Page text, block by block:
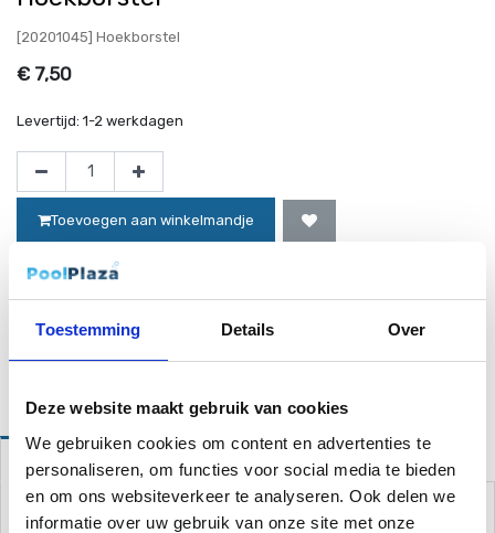
Toestemming Details Over
Deze website maakt gebruik van cookies
We gebruiken cookies om content en advertenties te
personaliseren, om functies voor social media te bieden
en om ons websiteverkeer te analyseren. Ook delen we
informatie over uw gebruik van onze site met onze
[20201045] Hoekborstel
€ 7,50
Levertijd: 1-2 werkdagen
Toevoegen aan winkelmandje
Op voorraad
Website bestellingen boven de 50 euro worden gratis verzonden!*
Omschrijving
Borstel voor de hoeken van uw zwembad. Met universele
aansluiting. Past op 38mm slang.